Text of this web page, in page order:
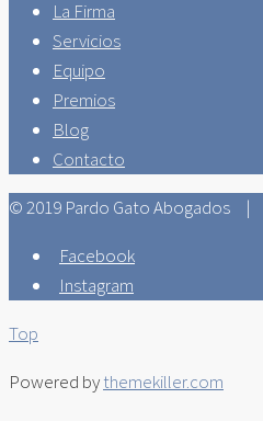
La Firma
Servicios
Equipo
Premios
Blog
Contacto
© 2019 Pardo Gato Abogados |
Facebook
Instagram
Top
Powered bythemekiller.com